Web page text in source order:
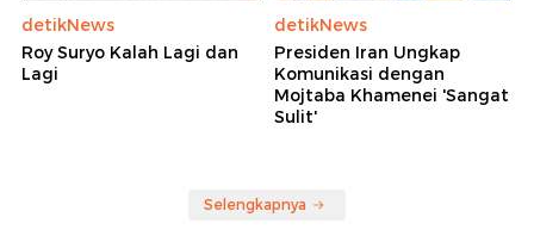
detikNews
Roy Suryo Kalah Lagi dan
Lagi
detikNews
Presiden Iran Ungkap
Komunikasi dengan
Mojtaba Khamenei 'Sangat
Sulit'
Selengkapnya